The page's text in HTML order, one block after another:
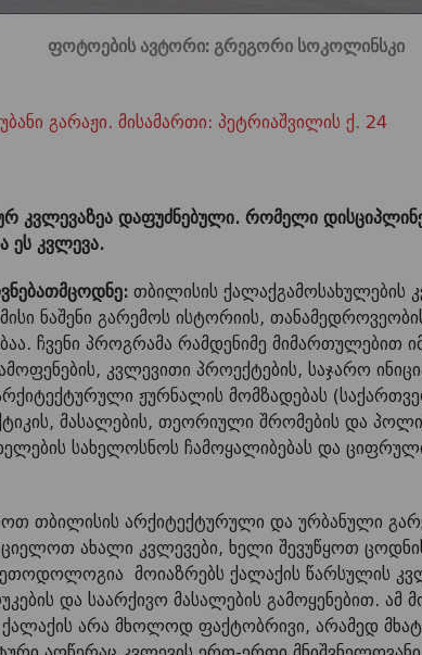
ფოტოების ავტორი: გრეგორი სოკოლინსკი
უბანი გარაჟი.მისამართი: პეტრიაშვილის ქ. 24
კვლევაზეა დაფუძნებული. რომელი
ეს კვლევა.
თბილისის ქალაქგამოსახულების
ნაშენი გარემოს ისტორიის,
ჩვენი პროგრამა რამდენიმე მიმართულებით
კვლევითი პროექტების, საჯარო
ჟურნალის მომზადებას
მასალების, თეორიული შრომების და
სახელოსნოს ჩამოყალიბებას და
თბილისის არქიტექტურული და ურბანული
ახალი კვლევები, ხელი შევუწყოთ
მოიაზრებს ქალაქის წარსულის
და საარქივო მასალების გამოყენებით. ამ
ქალაქის არა მხოლოდ ფაქტობრივი, არამედ